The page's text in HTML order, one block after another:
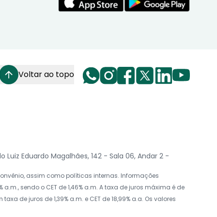
Voltar ao topo
Luiz Eduardo Magalhães, 142 - Sala 06, Andar 2 -
assim como políticas internas. Informações
sendo o CET de 1,46% a.m. A taxa de juros máxima é de
de juros de 1,39% a.m. e CET de 18,99% a.a. Os valores